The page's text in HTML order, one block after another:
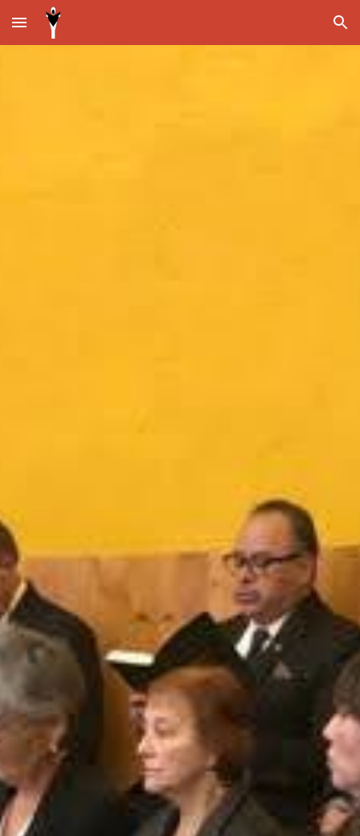
Skip to main content Skip to navigation